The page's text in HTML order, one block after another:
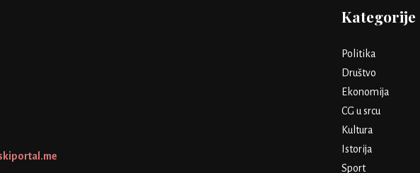
Kategorije
Politika
Društvo
Ekonomija
CG u srcu
Kultura
Istorija
Sport